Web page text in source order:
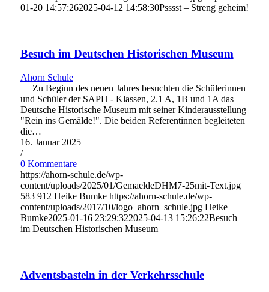
01-20 14:57:262025-04-12 14:58:30Psssst – Streng geheim!
Besuch im Deutschen Historischen Museum
Ahorn Schule
Zu Beginn des neuen Jahres besuchten die Schülerinnen
und Schüler der SAPH - Klassen, 2.1 A, 1B und 1A das
Deutsche Historische Museum mit seiner Kinderausstellung
"Rein ins Gemälde!". Die beiden Referentinnen begleiteten
die…
16. Januar 2025
/
0 Kommentare
https://ahorn-schule.de/wp-
content/uploads/2025/01/GemaeldeDHM7-25mit-Text.jpg
583 912 Heike Bumke https://ahorn-schule.de/wp-
content/uploads/2017/10/logo_ahorn_schule.jpg Heike
Bumke2025-01-16 23:29:322025-04-13 15:26:22Besuch
im Deutschen Historischen Museum
Adventsbasteln in der Verkehrsschule